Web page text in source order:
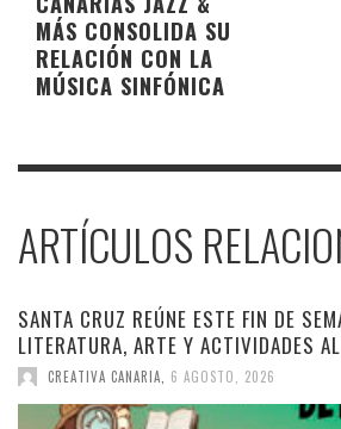
MÁS CONSOLIDA SU
RELACIÓN CON LA
MÚSICA SINFÓNICA
ARTÍCULOS
SANTA CRUZ REÚNE ESTE FIN DE
LITERATURA, ARTE Y ACTIVIDADES
CREATIVA CANARIA 6 AGOSTO, 2026